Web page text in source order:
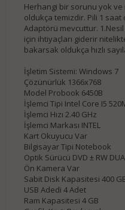
Herhangi bir sorunu yok ve
oldukça temizdir. Pili 1 saat
Adaptörü mevcuttur. 1.Nesil
için ihtiyaçları giderir
bakarsak oldukça hızlı
İşletim Sistemi: Windows 7
Çözünürlük 1366x768
Model Probook 6450B
İşlemci Tipi Intel Core I5
İşlemci Hızı 2.40 GHz
İşlemci Markası INTEL
Kart Okuyucu Var
Bilgisayar Tipi Notebook
Optik Sürücü DVD ± RW
Ön Kamera Var
Sabit Disk Kapasitesi 400
USB Adedi 4 Adet
Ram Kapasitesi 4 GB